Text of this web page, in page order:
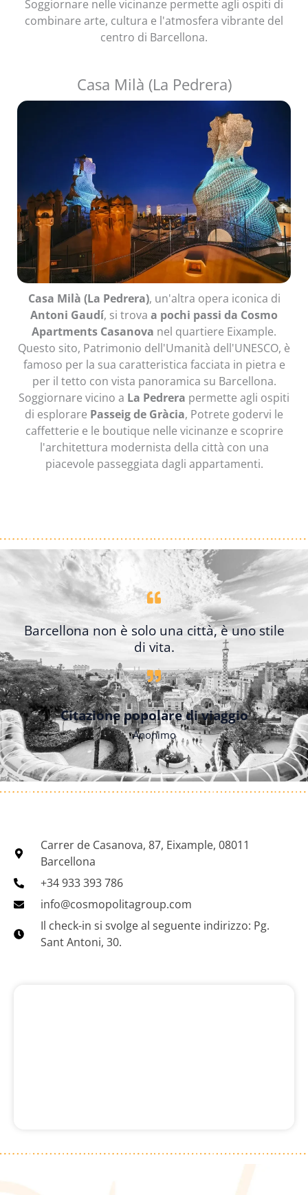
Soggiornare nelle vicinanze permette agli ospiti di
combinare arte, cultura e l'atmosfera vibrante del
centro di Barcellona.
Casa Milà (La Pedrera)
Casa Milà (La Pedrera), un'altra opera iconica di
Antoni Gaudí, si trova a pochi passi da Cosmo
Apartments Casanova nel quartiere Eixample.
Questo sito, Patrimonio dell'Umanità dell'UNESCO, è
famoso per la sua caratteristica facciata in pietra e
per il tetto con vista panoramica su Barcellona.
Soggiornare vicino a La Pedrera permette agli ospiti
di esplorare Passeig de Gràcia, Potrete godervi le
caffetterie e le boutique nelle vicinanze e scoprire
l'architettura modernista della città con una
piacevole passeggiata dagli appartamenti.
Barcellona non è solo una città, è uno stile
di vita.
Citazione popolare di viaggio
Anonimo
Carrer de Casanova, 87, Eixample, 08011
Barcellona
+34 933 393 786
info@cosmopolitagroup.com
Il check-in si svolge al seguente indirizzo: Pg.
Sant Antoni, 30.